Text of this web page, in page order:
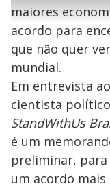
g
u
d
o
u
o
maiores
acordo para
que não quer
mundial.
Em entrevista ao
cientista
StandWithUs
é um
preliminar,
um acordo mais